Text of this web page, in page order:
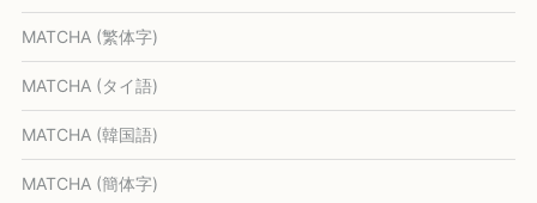
MATCHA (繁体字)
MATCHA (タイ語)
MATCHA (韓国語)
MATCHA (簡体字)